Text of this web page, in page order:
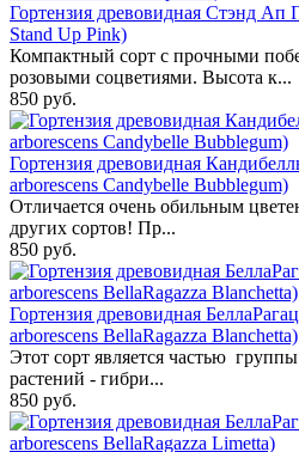
Гортензия древовидная Стэнд Ап
Stand Up Pink)
Компактный сорт с прочными
розовыми соцветиями. Высота к...
850 руб.
Гортензия древовидная
arborescens Candybelle Bubblegum)
Отличается очень обильным
других сортов! Пр...
850 руб.
Гортензия древовидная
arborescens BellaRagazza Blanchetta)
Этот сорт является частью
растений - гибри...
850 руб.